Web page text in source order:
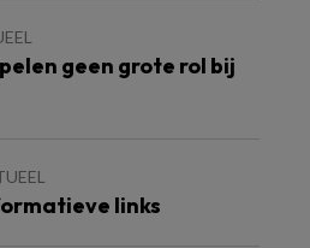
geen grote rol bij
links